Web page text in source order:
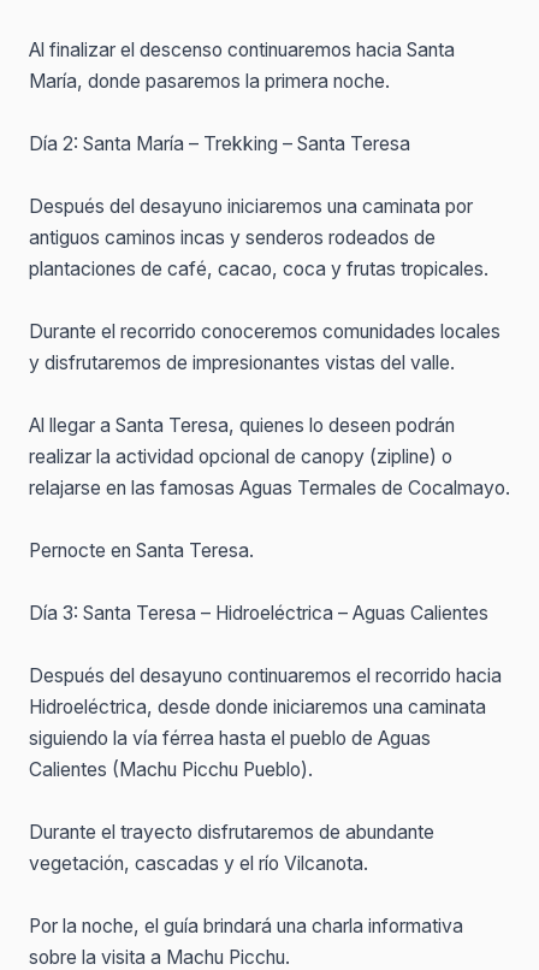
Al finalizar el descenso continuaremos hacia Santa
María, donde pasaremos la primera noche.
Día 2: Santa María – Trekking – Santa Teresa
Después del desayuno iniciaremos una caminata por
antiguos caminos incas y senderos rodeados de
plantaciones de café, cacao, coca y frutas tropicales.
Durante el recorrido conoceremos comunidades locales
y disfrutaremos de impresionantes vistas del valle.
Al llegar a Santa Teresa, quienes lo deseen podrán
realizar la actividad opcional de canopy (zipline) o
relajarse en las famosas Aguas Termales de Cocalmayo.
Pernocte en Santa Teresa.
Día 3: Santa Teresa – Hidroeléctrica – Aguas Calientes
Después del desayuno continuaremos el recorrido hacia
Hidroeléctrica, desde donde iniciaremos una caminata
siguiendo la vía férrea hasta el pueblo de Aguas
Calientes (Machu Picchu Pueblo).
Durante el trayecto disfrutaremos de abundante
vegetación, cascadas y el río Vilcanota.
Por la noche, el guía brindará una charla informativa
sobre la visita a Machu Picchu.